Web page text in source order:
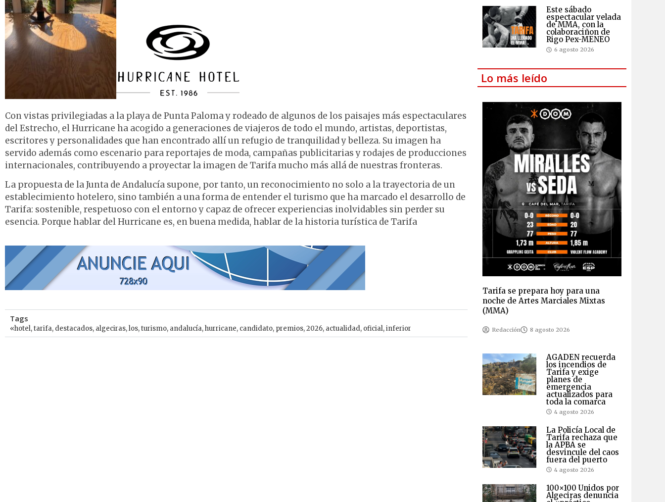
Con vistas privilegiadas a la playa de Punta Paloma y rodeado de algunos de los paisajes más espectaculares
del Estrecho, el Hurricane ha acogido a generaciones de viajeros de todo el mundo, artistas, deportistas,
escritores y personalidades que han encontrado allí un refugio de tranquilidad y belleza. Su imagen ha
servido además como escenario para reportajes de moda, campañas publicitarias y rodajes de producciones
internacionales, contribuyendo a proyectar la imagen de Tarifa mucho más allá de nuestras fronteras.
La propuesta de la Junta de Andalucía supone, por tanto, un reconocimiento no solo a la trayectoria de un
establecimiento hotelero, sino también a una forma de entender el turismo que ha marcado el desarrollo de
Tarifa: sostenible, respetuoso con el entorno y capaz de ofrecer experiencias inolvidables sin perder su
esencia. Porque hablar del Hurricane es, en buena medida, hablar de la historia turística de Tarifa
Tags
«hotel,tarifa, destacados, algeciras,los,turismo, andalucía,hurricane, candidato, premios,2026, actualidad, oficial,inferior
Este sábado
espectacular velada
de MMA, con la
colaboraciñon de
Rigo Pex-MENEO
6 agosto 2026
Lo más leído
Tarifa se prepara hoy para una
noche de Artes Marciales Mixtas
(MMA)
Redacción 8 agosto 2026
AGADEN recuerda
los incendios de
Tarifa y exige
planes de
emergencia
actualizados para
toda la comarca
4 agosto 2026
La Policía Local de
Tarifa rechaza que
la APBA se
desvincule del caos
fuera del puerto
4 agosto 2026
100×100 Unidos por
Algeciras denuncia